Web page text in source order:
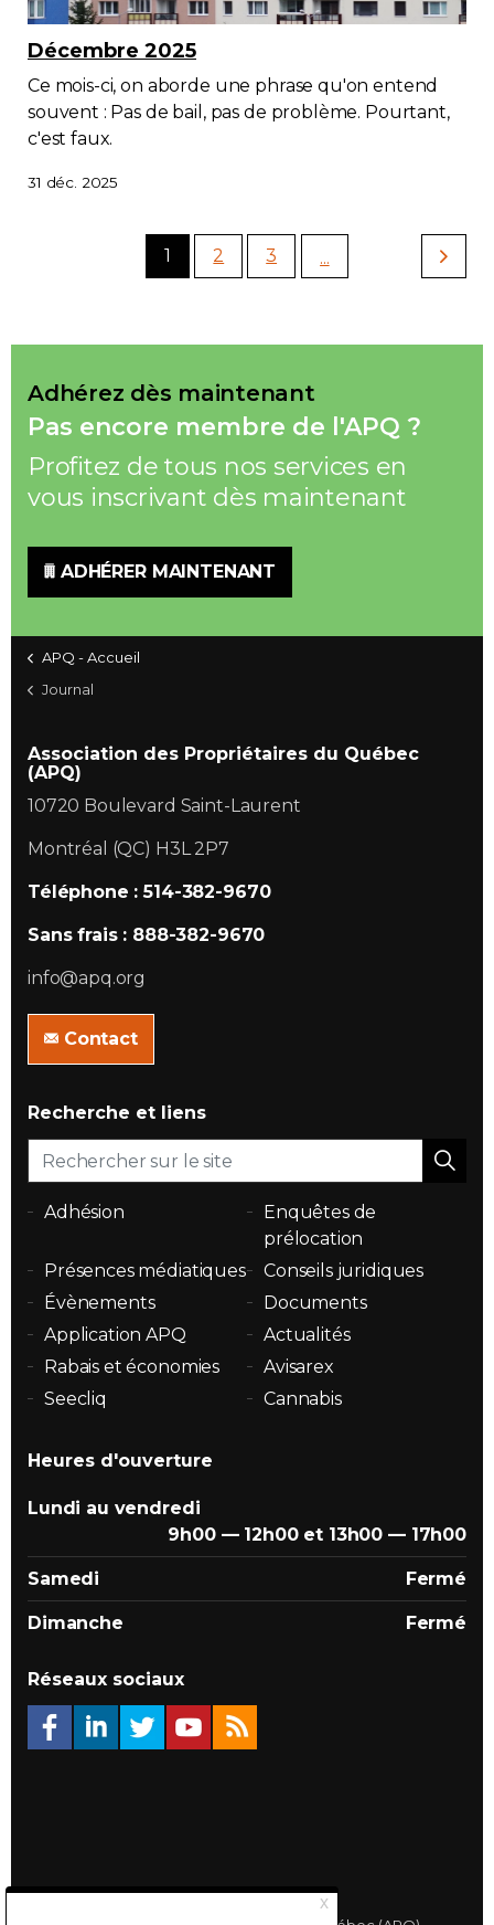
Décembre 2025
Ce mois-ci, on aborde une phrase qu'on entend
souvent : Pas de bail, pas de problème. Pourtant,
c'est faux.
31 déc. 2025
1 2 3 ...
Adhérez dès maintenant
Pas encore membre de l'APQ ?
Profitez de tous nos services en
vous inscrivant dès maintenant
ADHÉRER MAINTENANT
APQ - Accueil
Journal
Association des Propriétaires du Québec
(APQ)
10720 Boulevard Saint-Laurent
Montréal (QC) H3L 2P7
Téléphone : 514-382-9670
Sans frais : 888-382-9670
info@apq.org
Contact
Recherche et liens
Adhésion
Enquêtes de
prélocation
Présences médiatiques
Conseils juridiques
Évènements
Documents
Application APQ
Actualités
Rabais et économies
Avisarex
Seecliq
Cannabis
Heures d'ouverture
Lundi au vendredi
9h00 — 12h00 et 13h00 — 17h00
Samedi Fermé
Dimanche Fermé
Réseaux sociaux